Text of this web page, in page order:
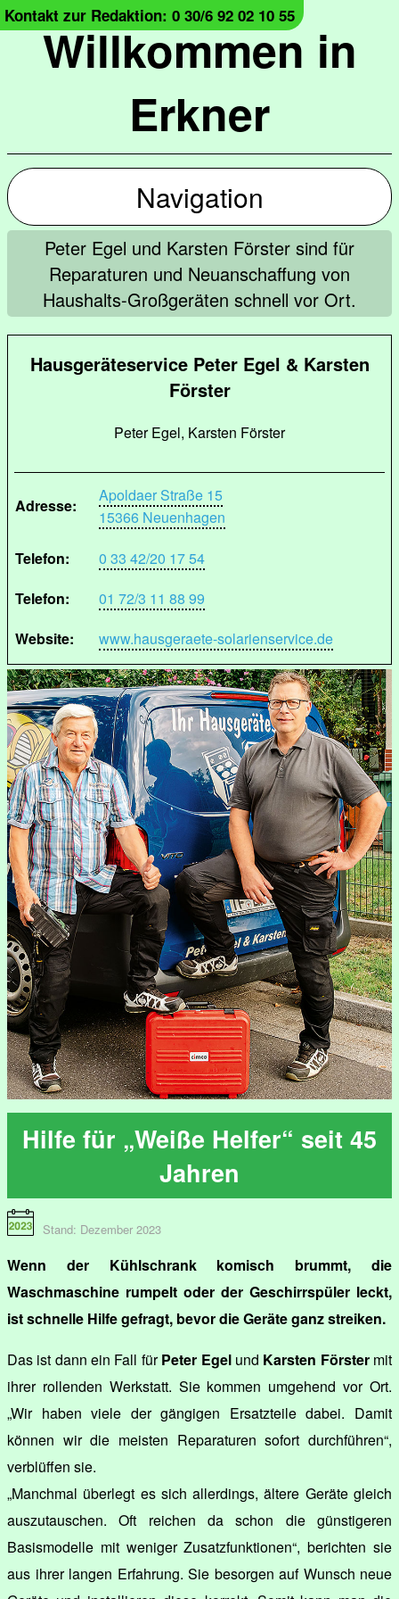
Willkommen in
Erkner
Kontakt zur Redaktion: 0 30/6 92 02 10 55
Navigation
Peter Egel und Karsten Förster sind für
Reparaturen und Neuanschaffung von
Haushalts-Großgeräten schnell vor Ort.
Hausgeräteservice Peter Egel & Karsten
Förster
Peter Egel, Karsten Förster
Adresse:
Apoldaer Straße 15
15366 Neuenhagen
Telefon:
0 33 42/20 17 54
Telefon:
01 72/3 11 88 99
Website:
www.hausgeraete-solarienservice.de
Hilfe für „Weiße Helfer“ seit 45
Jahren
Stand: Dezember 2023
Wenn der Kühlschrank komisch brummt, die
Waschmaschine rumpelt oder der Geschirrspüler leckt,
ist schnelle Hilfe gefragt, bevor die Geräte ganz streiken.
Das ist dann ein Fall fürPeter Egelund Karsten Förstermit
ihrer rollenden Werkstatt. Sie kommen umgehend vor Ort.
„Wir haben viele der gängigen Ersatzteile dabei. Damit
können wir die meisten Reparaturen sofort durchführen“,
verblüffen sie.
„Manchmal überlegt es sich allerdings, ältere Geräte gleich
auszutauschen. Oft reichen da schon die günstigeren
Basismodelle mit weniger Zusatzfunktionen“, berichten sie
aus ihrer langen Erfahrung. Sie besorgen auf Wunsch neue